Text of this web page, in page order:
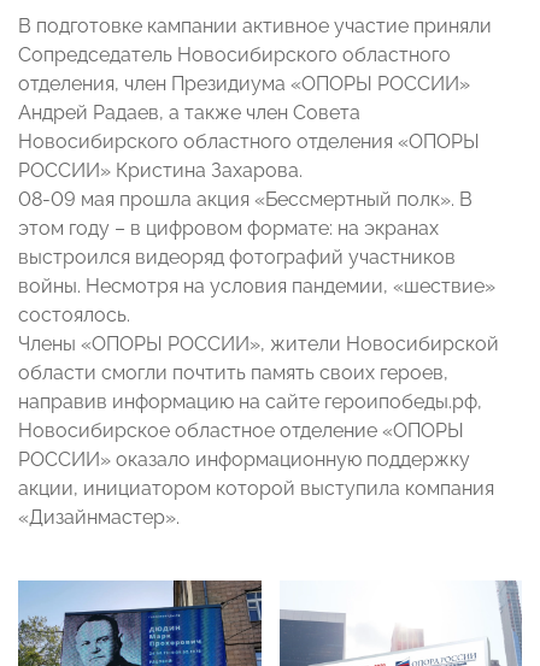
В подготовке кампании активное участие приняли
Сопредседатель Новосибирского областного
отделения, член Президиума «ОПОРЫ РОССИИ»
Андрей Радаев, а также член Совета
Новосибирского областного отделения «ОПОРЫ
РОССИИ» Кристина Захарова.
08-09 мая прошла акция «Бессмертный полк». В
этом году – в цифровом формате: на экранах
выстроился видеоряд фотографий участников
войны. Несмотря на условия пандемии, «шествие»
состоялось.
Члены «ОПОРЫ РОССИИ», жители Новосибирской
области смогли почтить память своих героев,
направив информацию на сайте героипобеды.рф,
Новосибирское областное отделение «ОПОРЫ
РОССИИ» оказало информационную поддержку
акции, инициатором которой выступила компания
«Дизайнмастер».